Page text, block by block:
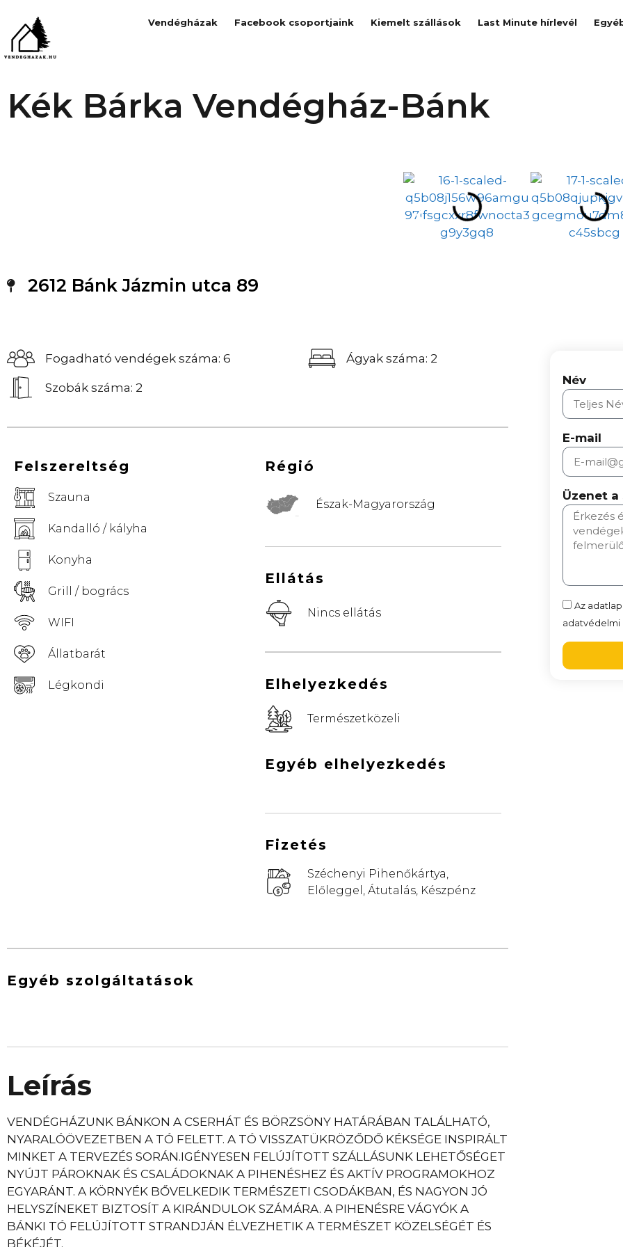
Vendégházak Facebook csoportjaink Kiemelt szállások Last Minute hírlevél
Kék Bárka Vendégház-Bánk
2612 Bánk Jázmin utca 89
Fogadható vendégek száma: 6 Ágyak száma: 2
Szobák száma: 2
Felszereltség
Szauna
Kandalló / kályha
Konyha
Grill / bogrács
WIFI
Állatbarát
Légkondi
Régió
Észak-Magyarország
Ellátás
Nincs ellátás
Elhelyezkedés
Természetközeli
Egyéb elhelyezkedés
Fizetés
Széchenyi Pihenőkártya,
Előleggel, Átutalás, Készpénz
Egyéb szolgáltatások
Leírás
VENDÉGHÁZUNK BÁNKON A CSERHÁT ÉS BÖRZSÖNY HATÁRÁBAN TALÁLHATÓ,
NYARALÓÖVEZETBEN A TÓ FELETT. A TÓ VISSZATÜKRÖZŐDŐ KÉKSÉGE INSPIRÁLT
MINKET A TERVEZÉS SORÁN.IGÉNYESEN FELÚJÍTOTT SZÁLLÁSUNK LEHETŐSÉGET
NYÚJT PÁROKNAK ÉS CSALÁDOKNAK A PIHENÉSHEZ ÉS AKTÍV PROGRAMOKHOZ
EGYARÁNT. A KÖRNYÉK BŐVELKEDIK TERMÉSZETI CSODÁKBAN, ÉS NAGYON JÓ
HELYSZÍNEKET BIZTOSÍT A KIRÁNDULOK SZÁMÁRA. A PIHENÉSRE VÁGYÓK A
BÁNKI TÓ FELÚJÍTOTT STRANDJÁN ÉLVEZHETIK A TERMÉSZET KÖZELSÉGÉT ÉS
BÉKÉJÉT.
Név
E-mail
Üzenet
Az
adatvédelmi